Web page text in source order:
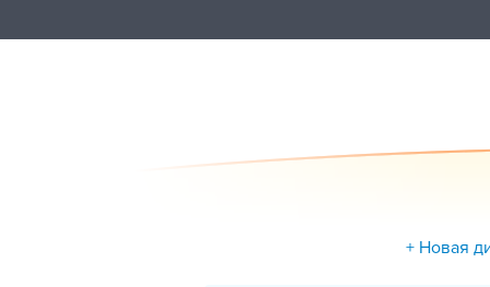
+ Новая